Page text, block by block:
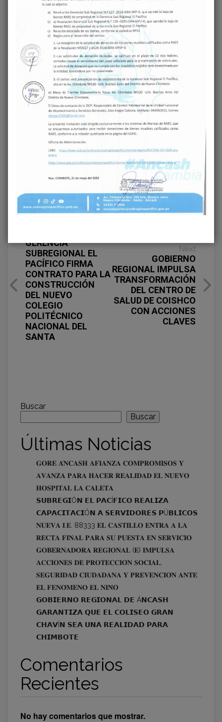
Share on Facebook Share on Twitter
GERENCIA
SUBREGIONAL EL
PACÍFICO FIRMA
CONTRATO PARA LA
CONSTRUCCIÓN
DEL NUEVO
COLEGIO
POLITÉCNICO
NACIONAL DEL
SANTA
Next
GOBIERNO
REGIONAL IMPULSA
TRANSFORMACIÓN
DEL CENTRO DE
SALUD DE COISHCO
CON ACCIONES
CLAVES
Buscar
Buscar
Últimas Noticias
𝐆𝐎𝐑𝐄 𝐀́𝐍𝐂𝐀𝐒𝐇 𝐀𝐅𝐈𝐀𝐍𝐙𝐀 𝐂𝐎𝐌𝐏𝐑𝐎𝐌𝐈𝐒𝐎𝐒 𝐘
𝐀𝐕𝐀𝐍𝐙𝐀 𝐏𝐀𝐑𝐀 𝐇𝐀𝐂𝐄𝐑 𝐑𝐄𝐀𝐋𝐈𝐃𝐀𝐃 𝐄𝐋 𝐍𝐔𝐄𝐕𝐎
𝐇𝐎𝐒𝐏𝐈𝐓𝐀𝐋 𝐋𝐀 𝐂𝐀𝐋𝐄𝐓𝐀
𝗦𝗨𝗕𝗥𝗘𝗚𝗜Ó𝗡 𝗘𝗟 𝗣𝗔𝗖Í𝗙𝗜𝗖𝗢 𝗥𝗘𝗔𝗟𝗜𝗭𝗔
𝗖𝗔𝗣𝗔𝗖𝗜𝗧𝗔𝗖𝗜Ó𝗡 𝗔 𝗦𝗘𝗥𝗩𝗜𝗗𝗢𝗥𝗘𝗦 𝗣Ú𝗕𝗟𝗜𝗖𝗢𝗦
𝐍𝐔𝐄𝐕𝐀 𝐈.𝐄. 88333 𝐄𝐋 𝐂𝐀𝐒𝐓𝐈𝐋𝐋𝐎 𝐄𝐍𝐓𝐑𝐀 𝐀 𝐋𝐀
𝐑𝐄𝐂𝐓𝐀 𝐅𝐈𝐍𝐀𝐋 𝐏𝐀𝐑𝐀 𝐒𝐔 𝐏𝐔𝐄𝐒𝐓𝐀 𝐄𝐍 𝐒𝐄𝐑𝐕𝐈𝐂𝐈𝐎
𝐆𝐎𝐁𝐄𝐑𝐍𝐀𝐃𝐎𝐑𝐀 𝐑𝐄𝐆𝐈𝐎𝐍𝐀𝐋 (𝐄) 𝐈𝐌𝐏𝐔𝐋𝐒𝐀
𝐀𝐂𝐂𝐈𝐎𝐍𝐄𝐒 𝐃𝐄 𝐏𝐑𝐎𝐓𝐄𝐂𝐂𝐈𝐎́𝐍 𝐒𝐎𝐂𝐈𝐀𝐋,
𝐒𝐄𝐆𝐔𝐑𝐈𝐃𝐀𝐃 𝐂𝐈𝐔𝐃𝐀𝐃𝐀𝐍𝐀 𝐘 𝐏𝐑𝐄𝐕𝐄𝐍𝐂𝐈𝐎́𝐍 𝐀𝐍𝐓𝐄
𝐄𝐋 𝐅𝐄𝐍𝐎́𝐌𝐄𝐍𝐎 𝐄𝐋 𝐍𝐈𝐍̃𝐎
𝗚𝗢𝗕𝗜𝗘𝗥𝗡𝗢 𝗥𝗘𝗚𝗜𝗢𝗡𝗔𝗟 𝗗𝗘 Á𝗡𝗖𝗔𝗦𝗛
𝗚𝗔𝗥𝗔𝗡𝗧𝗜𝗭𝗔 𝗤𝗨𝗘 𝗘𝗟 𝗖𝗢𝗟𝗜𝗦𝗘𝗢 𝗚𝗥𝗔𝗡
𝗖𝗛𝗔𝗩Í𝗡 𝗦𝗘𝗔 𝗨𝗡𝗔 𝗥𝗘𝗔𝗟𝗜𝗗𝗔𝗗 𝗣𝗔𝗥𝗔
𝗖𝗛𝗜𝗠𝗕𝗢𝗧𝗘
Comentarios
Recientes
No hay comentarios que mostrar.